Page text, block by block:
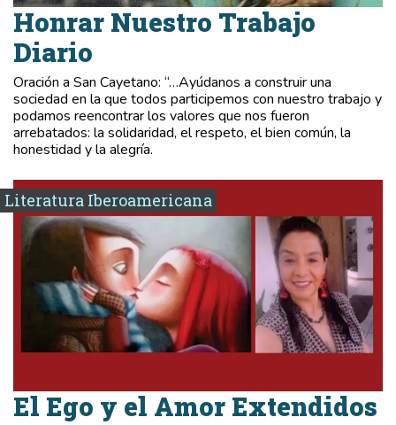
Honrar Nuestro Trabajo
Diario
Oración a San Cayetano: “…Ayúdanos a construir una
sociedad en la que todos participemos con nuestro trabajo y
podamos reencontrar los valores que nos fueron
arrebatados: la solidaridad, el respeto, el bien común, la
honestidad y la alegría.
Literatura Iberoamericana
El Ego y el Amor Extendidos